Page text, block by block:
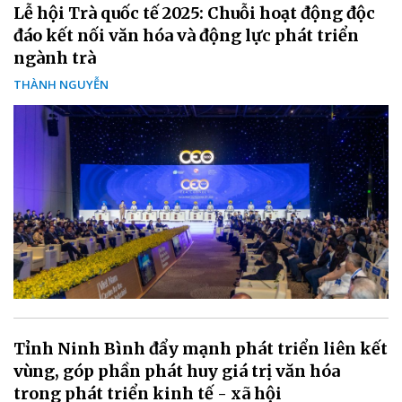
Lễ hội Trà quốc tế 2025: Chuỗi hoạt động độc
đáo kết nối văn hóa và động lực phát triển
ngành trà
THÀNH NGUYỄN
Tỉnh Ninh Bình đẩy mạnh phát triển liên kết
vùng, góp phần phát huy giá trị văn hóa
trong phát triển kinh tế - xã hội